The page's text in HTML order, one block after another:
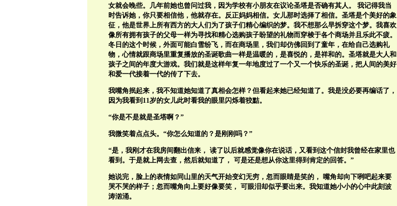
女就会晚些。几年前她也曾问过我， 因为学校有小朋友在议论圣塔是否确有其人。
我记得我当
时告诉她，你只要相信他， 他就存在。反正妈妈相信。女儿那时选择了相信。圣塔是个美好的象
征， 他是世界上所有西方的大人们为了孩子们精心编织的梦。我不想那么早拆穿这个梦。我喜欢
像所有拥有孩子的父母一样为寻找和精心选购孩子盼望的礼物而穿梭于各个商场并且乐此不疲。
冬日的这个时候，外面可能白雪纷飞，而在商场里，我们却仿佛回到了童年，在给自己选购礼
物，心情就跟商场里重复播放的圣诞歌曲一样是温暖的，是喜悦的，是祥和的。圣塔就是大人和
孩子之间的年度大游戏。我们就是这样年复一年地度过了一个又一个快乐的圣诞，把人间的美好
和爱一代接着一代的传了下去。
我嘴角抿起来，我不知道她知道了真相会怎样？但看起来她已经知道了。我是没必要再编话了，
因为我看到 11岁的女儿此时看我的眼里闪烁着狡黠。
“你是不是就是圣塔啊？”
我微笑着点点头。“你怎么知道的？是刚刚吗？”
“是，我刚才在我房间翻出信来， 读了以后就感觉像你在说话，又看到这个信封我曾经在家里也
看到。于是就上网去查，然后就知道了， 可是还是想从你这里得到肯定的回答。”
她说完，脸上的表情如同山里的天气开始变幻无穷，忽而眼睛是笑的， 嘴角却向下咧吧起来要
哭不哭的样子；忽而嘴角向上要好像要笑， 可眼泪却似乎要出来。我知道她小小的心中此刻波
涛汹涌。